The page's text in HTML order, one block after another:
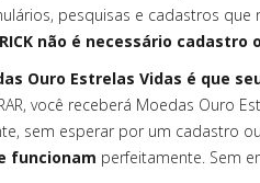
pesquisas e cadastros que
não é necessário cadastro
Ouro Estrelas Vidas é que
você receberá Moedas Ouro
sem esperar por um cadastro
funcionam perfeitamente. Sem